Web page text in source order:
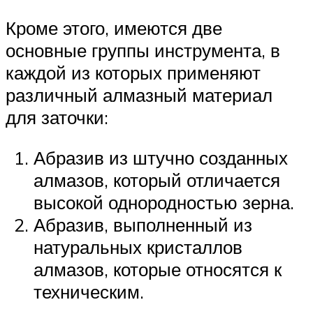
Кроме этого, имеются две
основные группы инструмента, в
каждой из которых применяют
различный алмазный материал
для заточки:
Абразив из штучно созданных
алмазов, который отличается
высокой однородностью зерна.
Абразив, выполненный из
натуральных кристаллов
алмазов, которые относятся к
техническим.